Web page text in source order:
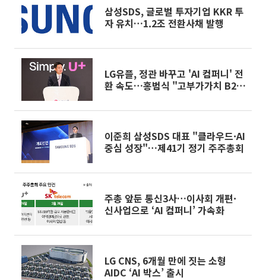
삼성SDS, 글로벌 투자기업 KKR 투
자 유치…1.2조 전환사채 발행
LG유플, 정관 바꾸고 'AI 컴퍼니' 전
환 속도…홍범식 "고부가가치 B2B
이준희 삼성SDS 대표 "클라우드·AI
중심 성장"…제41기 정기 주주총회
주총 앞둔 통신3사…이사회 개편·
신사업으로 ‘AI 컴퍼니’ 가속화
LG CNS, 6개월 만에 짓는 소형
AIDC ‘AI 박스’ 출시